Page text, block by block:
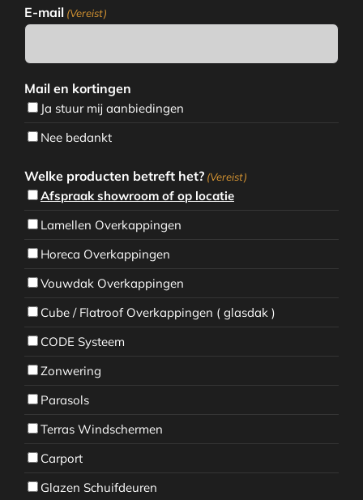
E-mail (Vereist)
Mail en kortingen
Ja stuur mij aanbiedingen
Nee bedankt
Welke producten betreft het? (Vereist)
Afspraak showroom of op locatie
Lamellen Overkappingen
Horeca Overkappingen
Vouwdak Overkappingen
Cube / Flatroof Overkappingen ( glasdak )
CODE Systeem
Zonwering
Parasols
Terras Windschermen
Carport
Glazen Schuifdeuren